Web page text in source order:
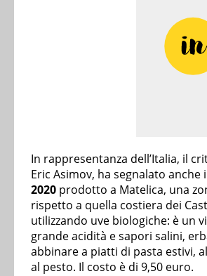
In rappresentanza dell’Italia, il
Eric Asimov, ha segnalato anche
2020 prodotto a Matelica, una
rispetto a quella costiera dei
utilizzando uve biologiche: è un
grande acidità e sapori salini,
abbinare a piatti di pasta estivi,
al pesto. Il costo è di 9,50 euro.